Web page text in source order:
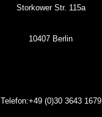
Storkower Str. 115a
10407 Berlin
Telefon:+49 (0)3036431679